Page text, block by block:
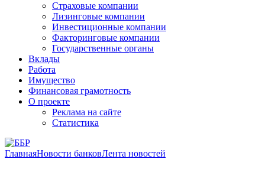
Страховые компании
Лизинговые компании
Инвестиционные компании
Факторинговые компании
Государственные органы
Вклады
Работа
Имущество
Финансовая грамотность
О проекте
Реклама на сайте
Статистика
ГлавнаяНовости банковЛента новостей